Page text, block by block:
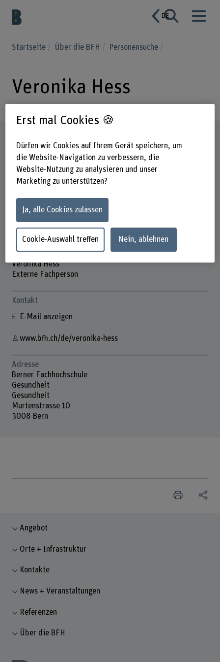
DE
Startseite Über die BFH Personensuche
Veronika Hess
Veronika Hess
Externe Fachperson
Kontakt
E-Mail anzeigen
www.bfh.ch/de/veronika-hess
Adresse
Berner Fachhochschule
Gesundheit
Gesundheit
Murtenstrasse 10
3008 Bern
Angebot
Orte + Infrastruktur
Kontakte
News + Veranstaltungen
Referenzen
Über die BFH
Erst mal Cookies 🍪
Dürfen wir Cookies auf Ihrem Gerät speichern, um
die Website-Navigation zu verbessern, die
Website-Nutzung zu analysieren und unser
Marketing zu unterstützen?
Ja, alle Cookies zulassen
Cookie-Auswahl treffen Nein, ablehnen